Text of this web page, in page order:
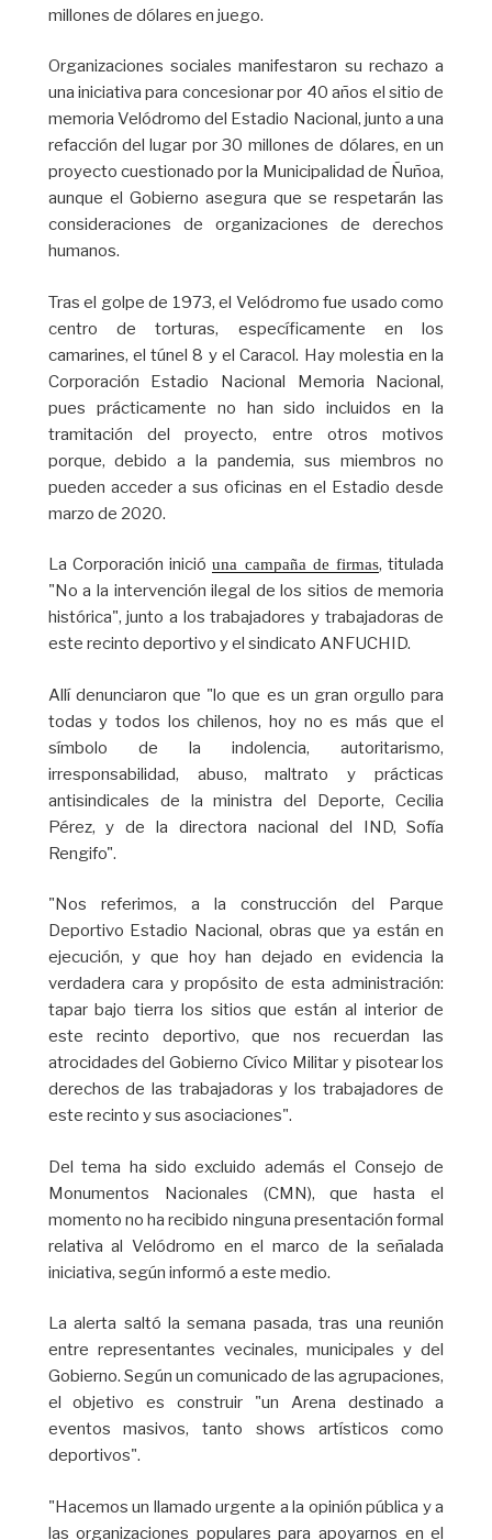
millones de dólares en juego.
Organizaciones sociales manifestaron su rechazo a
una iniciativa para concesionar por 40 años el sitio de
memoria Velódromo del Estadio Nacional, junto a una
refacción del lugar por 30 millones de dólares, en un
proyecto cuestionado por la Municipalidad de Ñuñoa,
aunque el Gobierno asegura que se respetarán las
consideraciones de organizaciones de derechos
humanos.
Tras el golpe de 1973, el Velódromo fue usado como
centro de torturas, específicamente en los
camarines, el túnel 8 y el Caracol. Hay molestia en la
Corporación Estadio Nacional Memoria Nacional,
pues prácticamente no han sido incluidos en la
tramitación del proyecto, entre otros motivos
porque, debido a la pandemia, sus miembros no
pueden acceder a sus oficinas en el Estadio desde
marzo de 2020.
La Corporación inicióuna campaña de firmas, titulada
"No a la intervención ilegal de los sitios de memoria
histórica", junto a los trabajadores y trabajadoras de
este recinto deportivo y el sindicato ANFUCHID.
Allí denunciaron que "lo que es un gran orgullo para
todas y todos los chilenos, hoy no es más que el
símbolo de la indolencia, autoritarismo,
irresponsabilidad, abuso, maltrato y prácticas
antisindicales de la ministra del Deporte, Cecilia
Pérez, y de la directora nacional del IND, Sofía
Rengifo".
"Nos referimos, a la construcción del Parque
Deportivo Estadio Nacional, obras que ya están en
ejecución, y que hoy han dejado en evidencia la
verdadera cara y propósito de esta administración:
tapar bajo tierra los sitios que están al interior de
este recinto deportivo, que nos recuerdan las
atrocidades del Gobierno Cívico Militar y pisotear los
derechos de las trabajadoras y los trabajadores de
este recinto y sus asociaciones".
Del tema ha sido excluido además el Consejo de
Monumentos Nacionales (CMN), que hasta el
momento no ha recibido ninguna presentación formal
relativa al Velódromo en el marco de la señalada
iniciativa, según informó a este medio.
La alerta saltó la semana pasada, tras una reunión
entre representantes vecinales, municipales y del
Gobierno. Según un comunicado de las agrupaciones,
el objetivo es construir "un Arena destinado a
eventos masivos, tanto shows artísticos como
deportivos".
"Hacemos un llamado urgente a la opinión pública y a
las organizaciones populares para apoyarnos en el